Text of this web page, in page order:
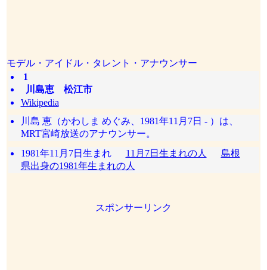
モデル・アイドル・タレント・アナウンサー
1
川島恵 松江市
Wikipedia
川島 恵（かわしま めぐみ、1981年11月7日 - ）は、
MRT宮崎放送のアナウンサー。
1981年11月7日生まれ 11月7日生まれの人
島根
県出身の1981年生まれの人
スポンサーリンク